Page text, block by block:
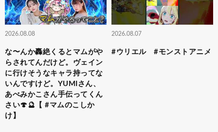
2026.08.08
な〜んか轟絶くるとマムがや
らされてんだけど。ヴェイン
に行けそうなキャラ持ってな
いんですけど。YUMIさん、
あべみかこさん手伝ってくん
さい🍄🔮【 #マムのこしか
け】
2026.08.07
#ウリエル #モンストアニメ